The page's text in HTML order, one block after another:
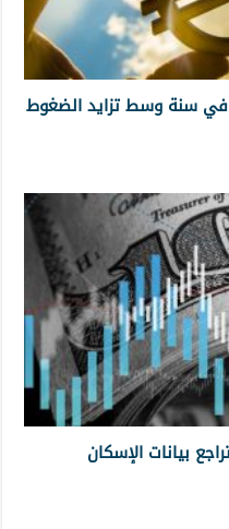
في سنة وسط تزايد الضغوط
بيانات الإسكان